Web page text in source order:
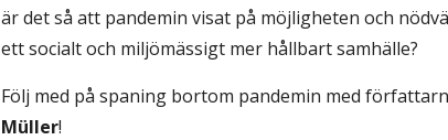
är det så att pandemin visat på möjligheten och
ett socialt och miljömässigt mer hållbart samhälle?
Följ med på spaning bortom pandemin med
Müller!